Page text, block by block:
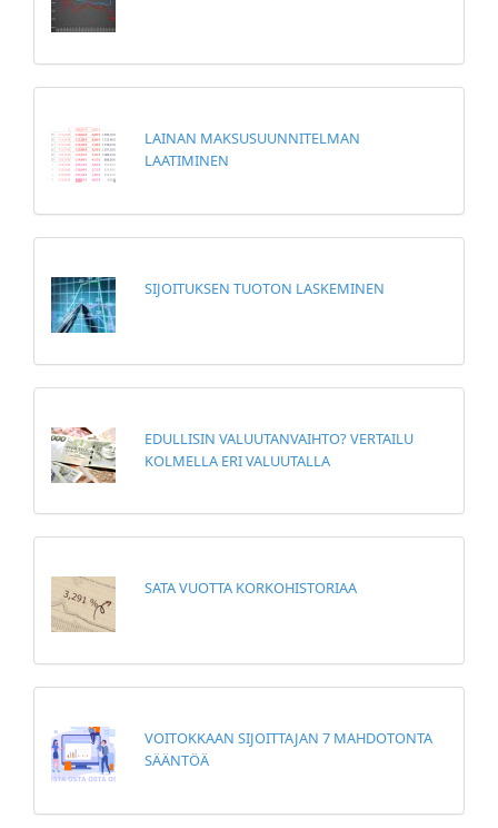
LAINAN MAKSUSUUNNITELMAN
LAATIMINEN
SIJOITUKSEN TUOTON LASKEMINEN
EDULLISIN VALUUTANVAIHTO? VERTAILU
KOLMELLA ERI VALUUTALLA
SATA VUOTTA KORKOHISTORIAA
VOITOKKAAN SIJOITTAJAN 7 MAHDOTONTA
SÄÄNTÖÄ